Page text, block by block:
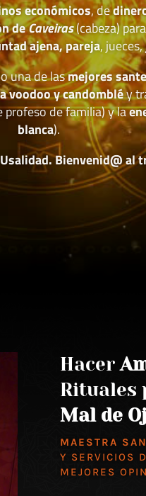
económicos, de
deCaveiras(cabeza)
ajena, pareja, jueces,
una de lasmejores
voodoo y candombléy
profeso de familia) y la
blanca).
Bienvenid@
Hacer
Rituales
Mal de
MAESTRA
Y SERVICIOS
MEJORES